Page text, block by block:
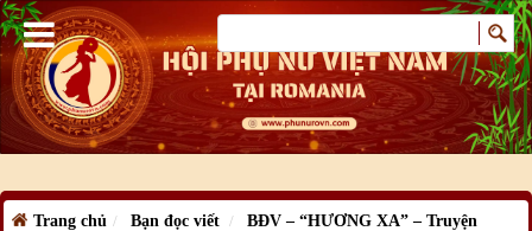
Trang chủ Bạn đọc viết
BĐV – “HƯƠNG XA” – Truyện